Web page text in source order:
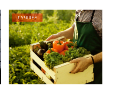
ЛУЧШЕЕ